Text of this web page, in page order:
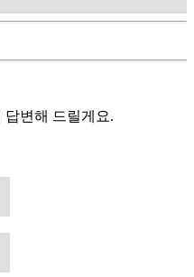
답변해 드릴게요.